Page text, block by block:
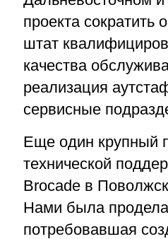
проекта
штат
качества
реализация
сервисные
Еще один крупный
технической
Brocade в
Нами была
потребовавшая